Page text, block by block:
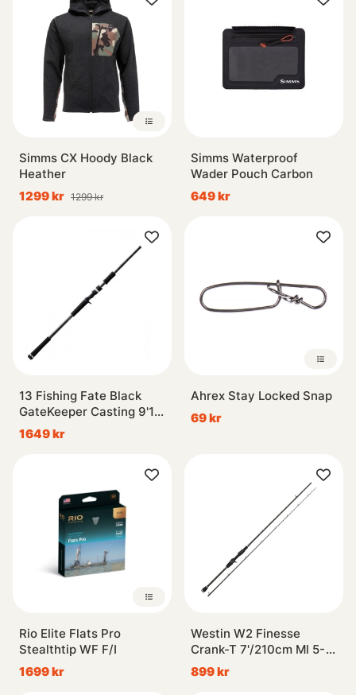
Simms CX Hoody Black
Heather
1299 kr 1299 kr
Simms Waterproof
Wader Pouch Carbon
649 kr
13 Fishing Fate Black
GateKeeper Casting 9'1
XXXH 100-300g 2p
1649 kr
Ahrex Stay Locked Snap
69 kr
Rio Elite Flats Pro
Stealthtip WF F/I
1699 kr
Westin W2 Finesse
Crank-T 7'/210cm Ml 5-
20g 2sec
899 kr